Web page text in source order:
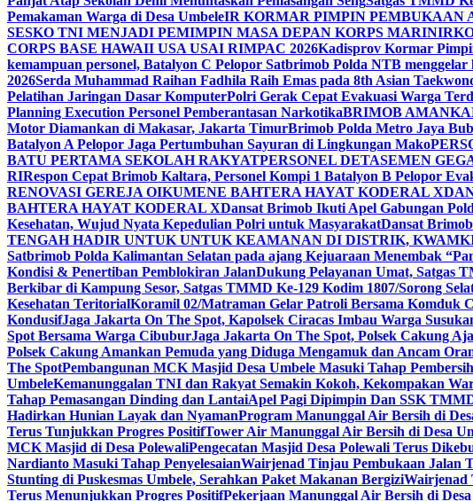
Pemakaman Warga di Desa UmbeleIR KORMAR PIMPIN PEMBUKAAN
SESKO TNI MENJADI PEMIMPIN MASA DEPAN KORPS MARINIR
CORPS BASE HAWAII USA USAI RIMPAC 2026Kadisprov Kormar
kemampuan personel, Batalyon C Pelopor Satbrimob Polda NTB
2026Serda Muhammad Raihan Fadhila Raih Emas pada 8th Asian
Pelatihan Jaringan Dasar KomputerPolri Gerak Cepat Evakuasi Warga
Planning Execution Personel Pemberantasan NarkotikaBRIMOB
Motor Diamankan di Makasar, Jakarta TimurBrimob Polda Metro Jaya
Batalyon A Pelopor Jaga Pertumbuhan Sayuran di Lingkungan Mako
BATU PERTAMA SEKOLAH RAKYATPERSONEL DETASEMEN
RIRespon Cepat Brimob Kaltara, Personel Kompi 1 Batalyon B Pelopor
RENOVASI GEREJA OIKUMENE BAHTERA HAYAT KODERAL X
BAHTERA HAYAT KODERAL XDansat Brimob Ikuti Apel Gabungan
Kesehatan, Wujud Nyata Kepedulian Polri untuk MasyarakatDansat
TENGAH HADIR UNTUK UNTUK KEAMANAN DI DISTRIK,
Satbrimob Polda Kalimantan Selatan pada ajang Kejuaraan Menembak
Kondisi & Penertiban Pemblokiran JalanDukung Pelayanan Umat, Satgas
Berkibar di Kampung Sesor, Satgas TMMD Ke-129 Kodim 1807/Sorong
Kesehatan TeritorialKoramil 02/Matraman Gelar Patroli Bersama Komduk
KondusifJaga Jakarta On The Spot, Kapolsek Ciracas Imbau Warga
Spot Bersama Warga CibuburJaga Jakarta On The Spot, Polsek Cakung
Polsek Cakung Amankan Pemuda yang Diduga Mengamuk dan Ancam
The SpotPembangunan MCK Masjid Desa Umbele Masuki Tahap
UmbeleKemanunggalan TNI dan Rakyat Semakin Kokoh, Kekompakan
Tahap Pemasangan Dinding dan LantaiApel Pagi Dipimpin Dan SSK
Hadirkan Hunian Layak dan NyamanProgram Manunggal Air Bersih di
Terus Tunjukkan Progres PositifTower Air Manunggal Air Bersih di Desa
MCK Masjid di Desa PolewaliPengecatan Masjid Desa Polewali Terus
Nardianto Masuki Tahap PenyelesaianWairjenad Tinjau Pembukaan Jalan
Stunting di Puskesmas Umbele, Serahkan Paket Makanan BergiziWairjenad
Terus Menunjukkan Progres PositifPekerjaan Manunggal Air Bersih di